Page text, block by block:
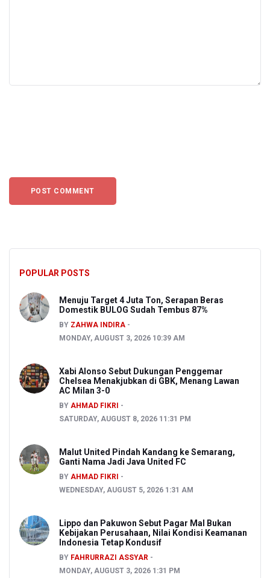
POPULAR POSTS
Menuju Target 4 Juta Ton, Serapan Beras
Domestik BULOG Sudah Tembus 87%
BY ZAHWA INDIRA
MONDAY, AUGUST 3, 2026 10:39 AM
Xabi Alonso Sebut Dukungan Penggemar
Chelsea Menakjubkan di GBK, Menang Lawan
AC Milan 3-0
BY AHMAD FIKRI
SATURDAY, AUGUST 8, 2026 11:31 PM
Malut United Pindah Kandang ke Semarang,
Ganti Nama Jadi Java United FC
BY AHMAD FIKRI
WEDNESDAY, AUGUST 5, 2026 1:31 AM
Lippo dan Pakuwon Sebut Pagar Mal Bukan
Kebijakan Perusahaan, Nilai Kondisi Keamanan
Indonesia Tetap Kondusif
BY FAHRURRAZI ASSYAR
MONDAY, AUGUST 3, 2026 1:31 PM